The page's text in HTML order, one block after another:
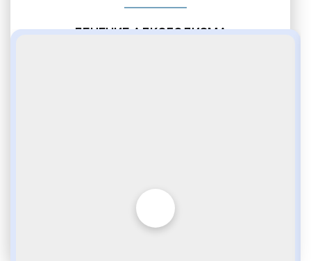
ЛЕЧЕНИЕ АЛКОГОЛИЗМА
Индивидуальные программы
Мероприятия детоксикации